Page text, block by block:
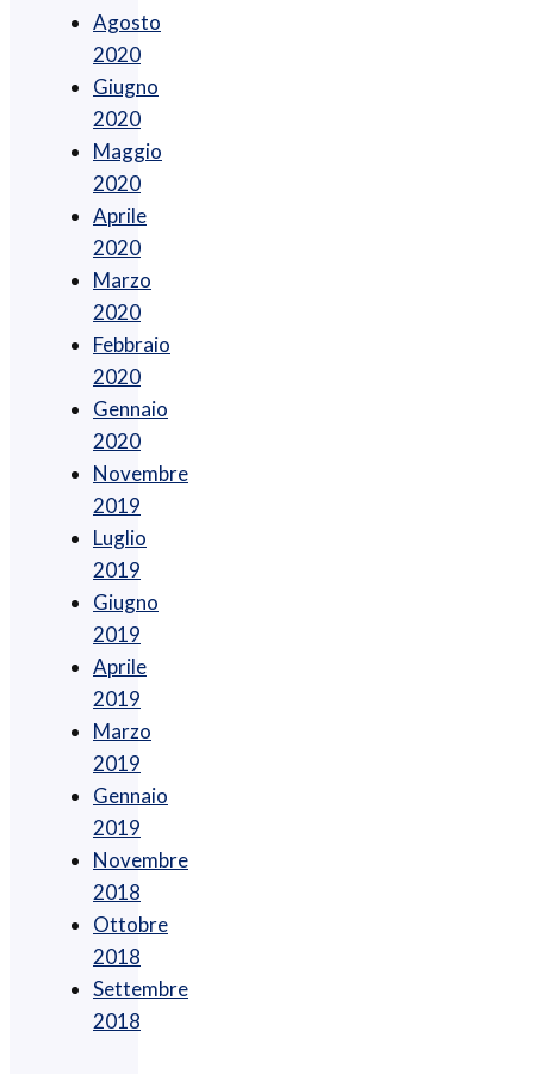
Agosto
2020
Giugno
2020
Maggio
2020
Aprile
2020
Marzo
2020
Febbraio
2020
Gennaio
2020
Novembre
2019
Luglio
2019
Giugno
2019
Aprile
2019
Marzo
2019
Gennaio
2019
Novembre
2018
Ottobre
2018
Settembre
2018